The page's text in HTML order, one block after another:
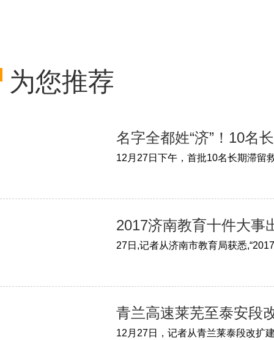
为您推荐
名字全都姓“济”！10名
2017济南教育十件大事
青兰高速莱芜至泰安段